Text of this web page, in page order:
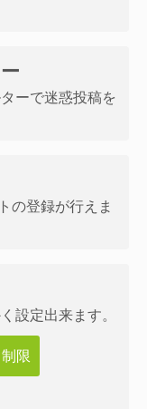
ーで迷惑投稿を
の登録が行えま
設定出来ます。
限